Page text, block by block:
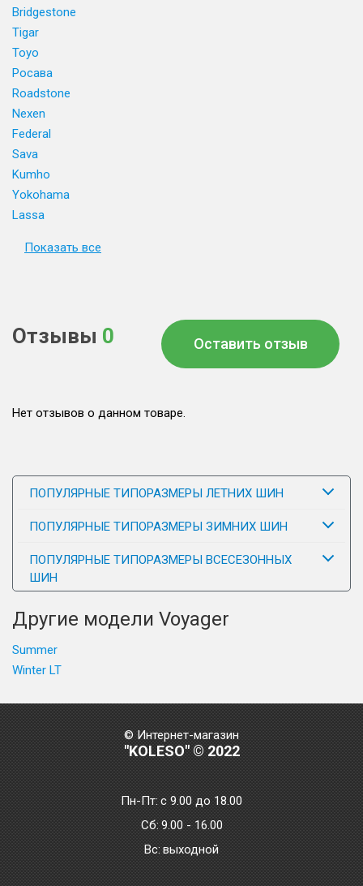
Bridgestone
Tigar
Toyo
Росава
Roadstone
Nexen
Federal
Sava
Kumho
Yokohama
Lassa
Показать все
Отзывы 0 Оставить отзыв
Нет отзывов о данном товаре.
ПОПУЛЯРНЫЕ ТИПОРАЗМЕРЫ ЛЕТНИХ ШИН
ПОПУЛЯРНЫЕ ТИПОРАЗМЕРЫ ЗИМНИХ ШИН
ПОПУЛЯРНЫЕ ТИПОРАЗМЕРЫ ВСЕСЕЗОННЫХ
ШИН
Другие модели Voyager
Summer
Winter LT
© Интернет-магазин
"KOLESO" © 2022
Пн-Пт:с 9.00 до 18.00
Сб: 9.00 - 16.00
Bc: выходной